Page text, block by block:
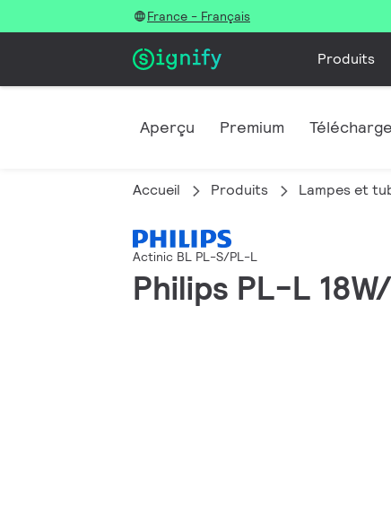
France - Français
Produits
Aperçu Premium
Accueil Produits Lampes et
Actinic BL PL-S/PL-L
Philips PL-L